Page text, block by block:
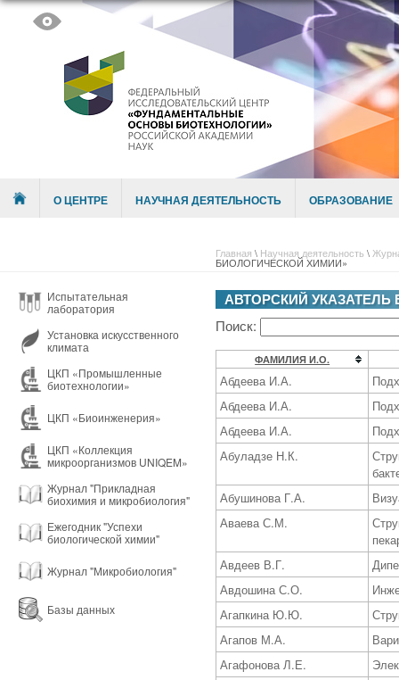
Menu О ЦЕНТРЕ НАУЧНАЯ ДЕЯТЕЛЬНОСТЬ ОБРАЗОВАНИЕ
Главная \ Научная деятельность \
БИОЛОГИЧЕСКОЙ ХИМИИ»
Испытательная
лаборатория
Установка искусственного
климата
ЦКП «Промышленные
биотехнологии»
ЦКП «Биоинженерия»
ЦКП «Коллекция
микроорганизмов UNIQEM»
Журнал "Прикладная
биохимия и микробиология"
Ежегодник "Успехи
биологической химии"
Журнал "Микробиология"
Базы данных
АВТОРСКИЙ
Поиск:
ФАМИЛИЯ И.О.
Абдеева И.А.
Абдеева И.А.
Абдеева И.А.
Абуладзе Н.К.
Абушинова Г.А.
Аваева С.М.
Авдеев В.Г.
Авдошина С.О.
Агапкина Ю.Ю.
Агапов М.А.
Агафонова Л.Е.